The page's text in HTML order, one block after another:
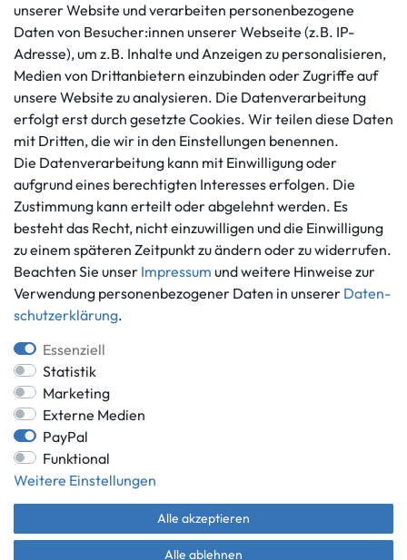
Kundenservice
+49 421 596586
Mo. - Fr. 9 - 16 Uhr
info@gameworld.de
Kontaktformular
Rechtliches
AGB
Impressum
Datenschutzerklärung
Barrierefreiheitserklärung
Widerrufs­recht
Vertrag widerrufen
Informationen
Ankauf
Über uns
Häufig gestellte Fragen
Zahlung und Versand
Batterieentsorgung
Zahlungsmöglichkeiten
*Alle Preise inkl. gesetzlicher MwSt.,
** gilt für Lieferungen innerhalb Deutschlands, Lieferzeiten für andere
Länder entnehmen Sie bitte der Schaltfläche mit den
Versandinformationen.
© Game World 2026 | Alle Rechte vorbehalten.
unserer Website und verarbeiten personenbezogene
Daten von Besucher:innen unserer Webseite (z.B. IP-
Adresse), um z.B. Inhalte und Anzeigen zu personalisieren,
Medien von Drittanbietern einzubinden oder Zugriffe auf
unsere Website zu analysieren. Die Datenverarbeitung
erfolgt erst durch gesetzte Cookies. Wir teilen diese Daten
mit Dritten, die wir in den Einstellungen benennen.
Die Datenverarbeitung kann mit Einwilligung oder
aufgrund eines berechtigten Interesses erfolgen. Die
Zustimmung kann erteilt oder abgelehnt werden. Es
besteht das Recht, nicht einzuwilligen und die Einwilligung
zu einem späteren Zeitpunkt zu ändern oder zu widerrufen.
Beachten Sie unser Impressum und weitere Hinweise zur
Verwendung personenbezogener Daten in unserer Daten­
schutz­erklärung.
Essenziell
Statistik
Marketing
Externe Medien
PayPal
Funktional
Weitere Einstellungen
Alle akzeptieren
Alle ablehnen